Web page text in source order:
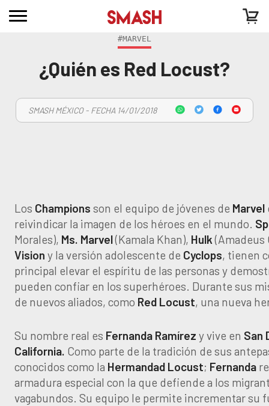
#MARVEL
¿Quién es Red Locust?
SMASH MÉXICO - FECHA 14/01/2018
Los Champions son el equipo de jóvenes de Marvel
reivindicar la imagen de los héroes en el mundo.
Morales), Ms. Marvel(Kamala Khan), Hulk(Amadeus
Vision y la versión adolescente de Cyclops, tienen
principal elevar el espíritu de las personas y
pueden confiar en los superhéroes. Durante sus
de nuevos aliados, como Red Locust, una nueva
Su nombre real es Fernanda Ramírez y vive en San
California. Como parte de la tradición de sus
conocidos como la Hermandad Locust; Fernanda
armadura especial con la que defiende a los
vagabundos. Su equipo le permite incrementar su